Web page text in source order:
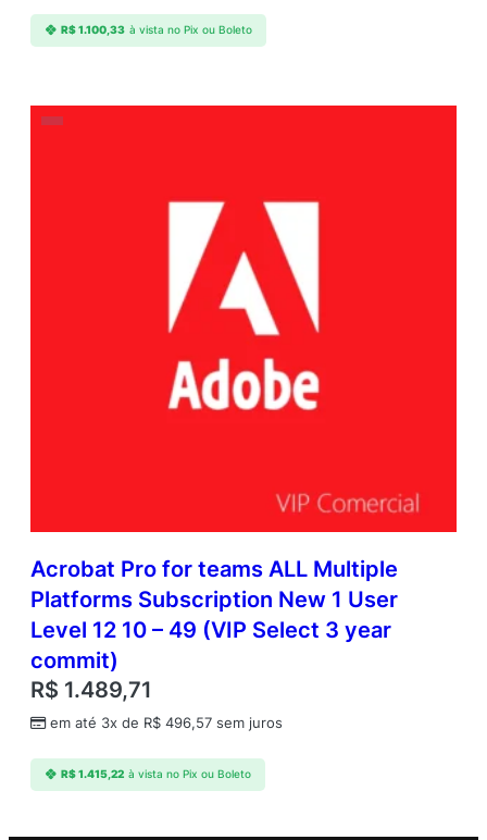
R$1.100,33 à vista no Pix ou Boleto
Acrobat Pro for teams ALL Multiple
Platforms Subscription New 1 User
Level 12 10 – 49 (VIP Select 3 year
commit)
R$ 1.489,71
em até 3x de R$ 496,57 sem juros
R$1.415,22 à vista no Pix ou Boleto